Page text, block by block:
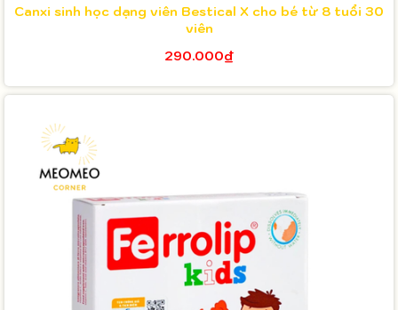
Canxi sinh học dạng viên Bestical X cho bé từ 8 tuổi 30
viên
290.000₫